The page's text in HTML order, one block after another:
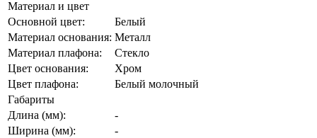
Материал и цвет
Основной цвет:
Белый
Материал основания: Металл
Материал плафона:
Стекло
Цвет основания:
Хром
Цвет плафона:
Белый молочный
Габариты
Длина (мм):
-
Ширина (мм):
-